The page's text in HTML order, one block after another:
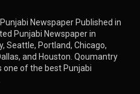
Newspaper Published in
Punjabi Newspaper in
Seattle, Portland, Chicago,
and Houston. Qoumantry
of the best Punjabi